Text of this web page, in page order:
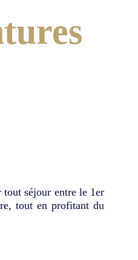
séjour entre le 1er
tout en profitant du